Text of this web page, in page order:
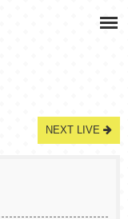
NEXT LIVE